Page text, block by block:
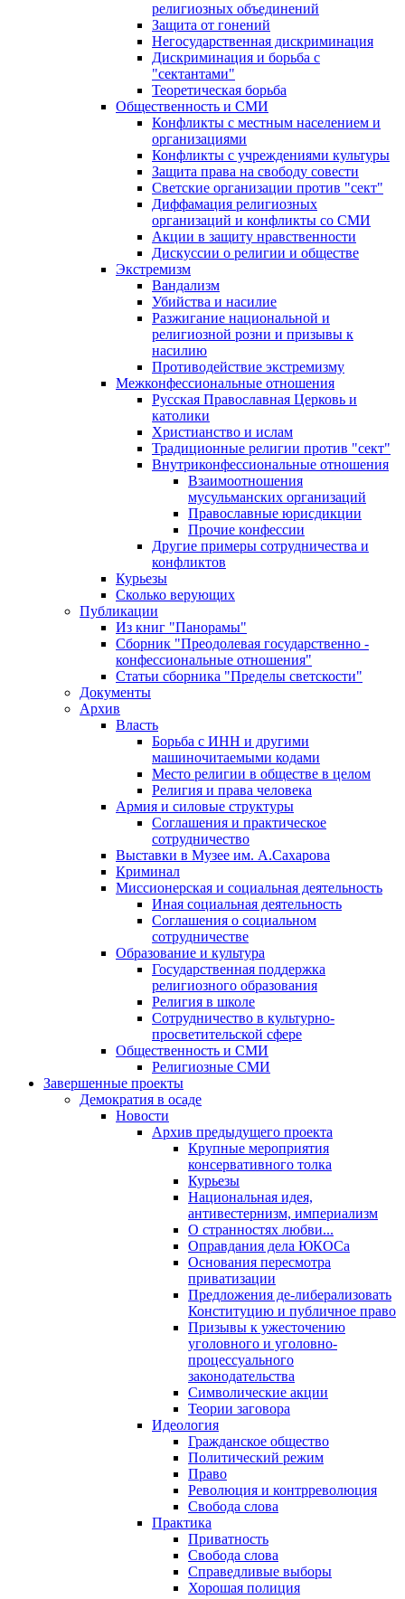
религиозных объединений
Защита от гонений
Негосударственная дискриминация
Дискриминация и борьба с
"сектантами"
Теоретическая борьба
Общественность и СМИ
Конфликты с местным населением и
организациями
Конфликты с учреждениями культуры
Защита права на свободу совести
Светские организации против "сект"
Диффамация религиозных
организаций и конфликты со СМИ
Акции в защиту нравственности
Дискуссии о религии и обществе
Экстремизм
Вандализм
Убийства и насилие
Разжигание национальной и
религиозной розни и призывы к
насилию
Противодействие экстремизму
Межконфессиональные отношения
Русская Православная Церковь и
католики
Христианство и ислам
Традиционные религии против "сект"
Внутриконфессиональные отношения
Взаимоотношения
мусульманских организаций
Православные юрисдикции
Прочие конфессии
Другие примеры сотрудничества и
конфликтов
Курьезы
Сколько верующих
Публикации
Из книг "Панорамы"
Сборник "Преодолевая государственно -
конфессиональные отношения"
Статьи сборника "Пределы светскости"
Документы
Архив
Власть
Борьба с ИНН и другими
машиночитаемыми кодами
Место религии в обществе в целом
Религия и права человека
Армия и силовые структуры
Соглашения и практическое
сотрудничество
Выставки в Музее им. А.Сахарова
Криминал
Миссионерская и социальная деятельность
Иная социальная деятельность
Соглашения о социальном
сотрудничестве
Образование и культура
Государственная поддержка
религиозного образования
Религия в школе
Сотрудничество в культурно-
просветительской сфере
Общественность и СМИ
Религиозные СМИ
Завершенные проекты
Демократия в осаде
Новости
Архив предыдущего проекта
Крупные мероприятия
консервативного толка
Курьезы
Национальная идея,
антивестернизм, империализм
О странностях любви...
Оправдания дела ЮКОСа
Основания пересмотра
приватизации
Предложения де-либерализовать
Конституцию и публичное право
Призывы к ужесточению
уголовного и уголовно-
процессуального
законодательства
Символические акции
Теории заговора
Идеология
Гражданское общество
Политический режим
Право
Революция и контрреволюция
Свобода слова
Практика
Приватность
Свобода слова
Справедливые выборы
Хорошая полиция